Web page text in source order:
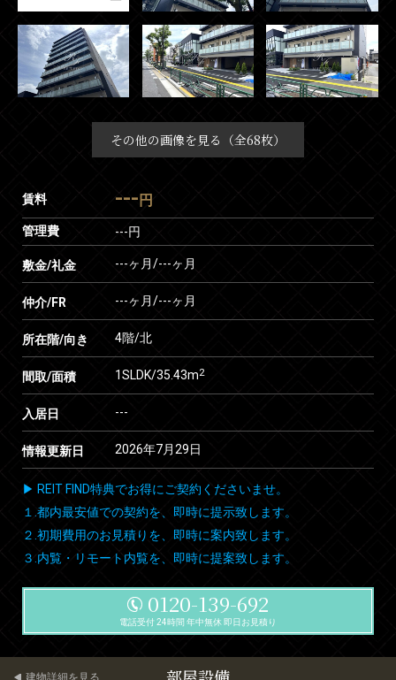
その他の画像を見る（全68枚）
賃料 --- 円
管理費 ---円
敷金/礼金 ---ヶ月/---ヶ月
仲介/FR ---ヶ月/---ヶ月
所在階/向き 4階/北
間取/面積 1SLDK/35.43m2
入居日 ---
情報更新日 2026年7月29日
▶ REIT FIND特典でお得にご契約くださいませ。
１.都内最安値での契約を、即時に提示致します。
２.初期費用のお見積りを、即時に案内致します。
３.内覧・リモート内覧を、即時に提案致します。
0120-139-692
電話受付 24時間 年中無休 即日お見積り